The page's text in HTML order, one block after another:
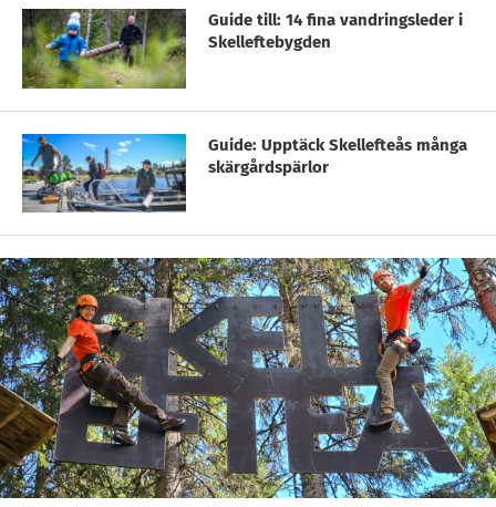
Guide till: 14 fina vandringsleder i
Skelleftebygden
Guide: Upptäck Skellefteås många
skärgårdspärlor